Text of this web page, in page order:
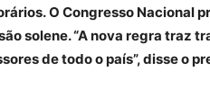
O Congresso Nacional
solene. “A nova regra traz
de todo o país”, disse o